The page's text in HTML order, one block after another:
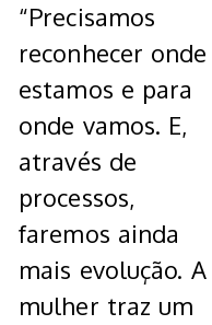
“Precisamos
reconhecer onde
estamos e para
onde vamos. E,
através de
processos,
faremos ainda
mais evolução. A
mulher traz um